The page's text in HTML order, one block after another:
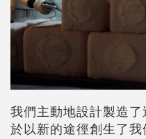
我們主動地設計製造
於以新的途徑創生了